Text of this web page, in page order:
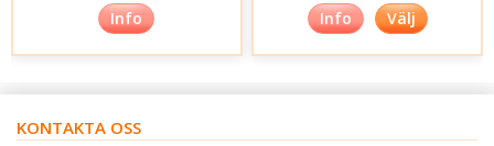
Info Info Välj
KONTAKTA OSS